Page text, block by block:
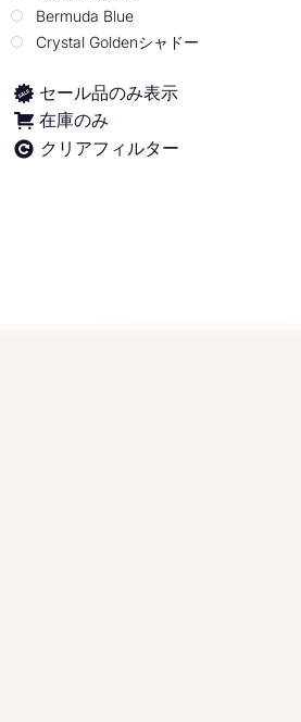
Bermuda Blue
Crystal Goldenシャドー
セール品のみ表示
在庫のみ
クリアフィルター